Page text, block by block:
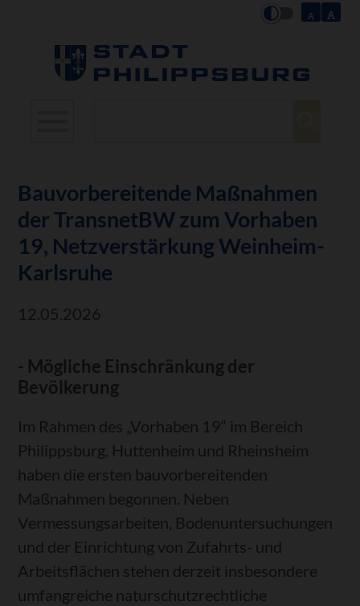
Bauvorbereitende Maßnahmen
der TransnetBW zum Vorhaben
19, Netzverstärkung Weinheim-
Karlsruhe
12.05.2026
- Mögliche Einschränkung der
Bevölkerung
Im Rahmen des „Vorhaben 19“ im Bereich
Philippsburg, Huttenheim und Rheinsheim
haben die ersten bauvorbereitenden
Maßnahmen begonnen. Neben
Vermessungsarbeiten, Bodenuntersuchungen
und der Einrichtung von Zufahrts- und
Arbeitsflächen stehen derzeit insbesondere
umfangreiche naturschutzrechtliche